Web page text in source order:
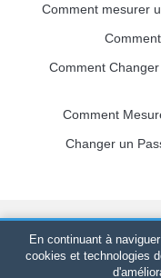
Comment mesurer
Comment
Comment
Changer un
Bracelet-de-
520 247 727 000 57 -
PORTET PDC -
En continuant à
cookies et technologies